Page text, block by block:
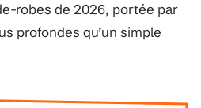
robes de 2026, portée par
profondes qu’un simple